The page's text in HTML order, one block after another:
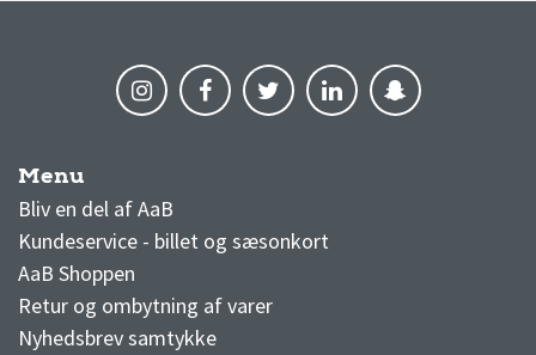
Menu
Bliv en del af AaB
Kundeservice - billet og sæsonkort
AaB Shoppen
Retur og ombytning af varer
Nyhedsbrev samtykke